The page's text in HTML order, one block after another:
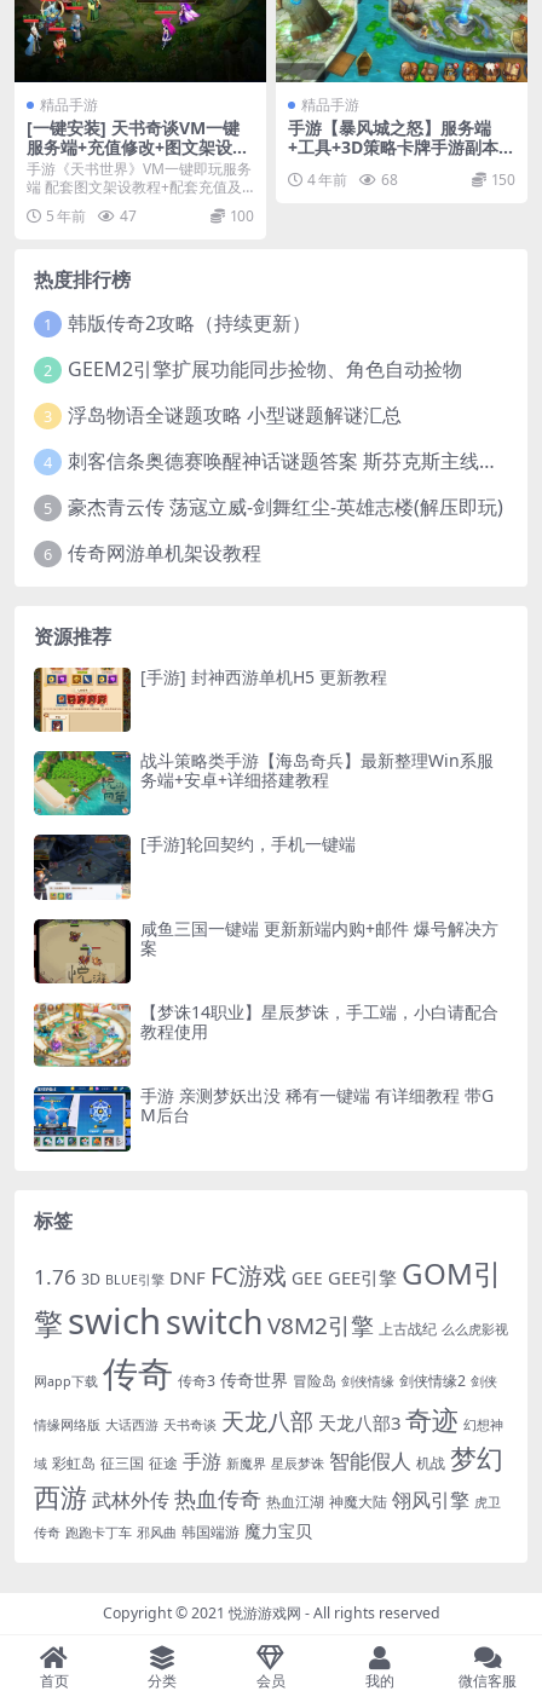
精品手游
[一键安装] 天书奇谈VM一键
服务端+充值修改+图文架设教
程
手游《天书世界》VM一键即玩服务
端 配套图文架设教程+配套充值及
修改教程 游戏简...
5 年前 47 100
精品手游
手游【暴风城之怒】服务端
+工具+3D策略卡牌手游副本推
4 年前 68 150
热度排行榜
1 韩版传奇2攻略（持续更新）
2 GEEM2引擎扩展功能同步捡物、角色自动捡物
3 浮岛物语全谜题攻略 小型谜题解谜汇总
4 刺客信条奥德赛唤醒神话谜题答案 斯芬克斯主线攻略
5 豪杰青云传 荡寇立威-剑舞红尘-英雄志楼(解压即玩)
6 传奇网游单机架设教程
资源推荐
[手游] 封神西游单机H5 更新教程
战斗策略类手游【海岛奇兵】最新整理Win系服
务端+安卓+详细搭建教程
[手游]轮回契约，手机一键端
咸鱼三国一键端 更新新端内购+邮件 爆号解决方
案
【梦诛14职业】星辰梦诛，手工端，小白请配合
教程使用
手游 亲测梦妖出没 稀有一键端 有详细教程 带G
M后台
标签
1.76 3D BLUE引擎 DNF FC游戏 GEE GEE引擎 GOM引
擎swichswitchV8M2引擎 上古战纪 么么虎影视
网app下载 传奇 传奇3 传奇世界 冒险岛 剑侠情缘 剑侠情缘2 剑侠
情缘网络版 大话西游 天书奇谈 天龙八部 天龙八部3 奇迹 幻想神
域 彩虹岛 征三国 征途 手游 新魔界 星辰梦诛 智能假人 机战 梦幻
西游 武林外传热血传奇 热血江湖 神魔大陆 翎风引擎 虎卫
传奇 跑跑卡丁车 邪风曲 韩国端游 魔力宝贝
Copyright © 2021悦游游戏网 - All rights reserved
首页 分类 会员 我的 微信客服